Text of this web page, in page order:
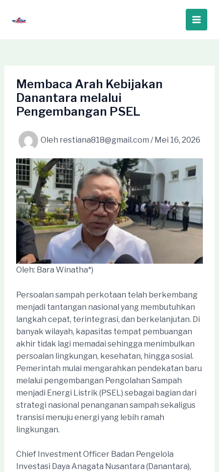
Main
Membaca Arah Kebijakan
Danantara melalui
Pengembangan PSEL
Oleh restiana818@gmail.com / Mei 16, 2026
Oleh: Bara Winatha*)
Persoalan sampah perkotaan telah berkembang
menjadi tantangan nasional yang membutuhkan
langkah cepat, terintegrasi, dan berkelanjutan. Di
banyak wilayah, kapasitas tempat pembuangan
akhir tidak lagi memadai sehingga menimbulkan
persoalan lingkungan, kesehatan, hingga sosial.
Pemerintah mulai mengarahkan pendekatan baru
melalui pengembangan Pengolahan Sampah
menjadi Energi Listrik (PSEL) sebagai bagian dari
strategi nasional penanganan sampah sekaligus
transisi menuju energi yang lebih ramah
lingkungan.
Chief Investment Officer Badan Pengelola
Investasi Daya Anagata Nusantara (Danantara),